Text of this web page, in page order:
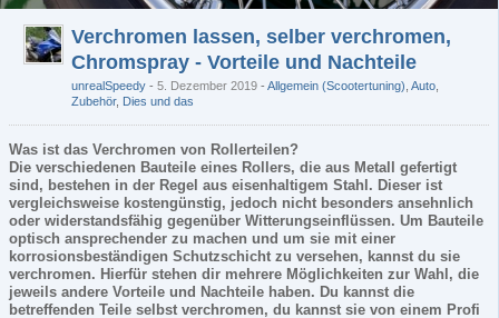
Verchromen lassen, selber verchromen,
Chromspray - Vorteile und Nachteile
unrealSpeedy 5. Dezember 2019 - Allgemein (Scootertuning) Auto
Zubehör, Dies und das
Was ist das Verchromen von Rollerteilen?
Die verschiedenen Bauteile eines Rollers, die aus Metall gefertigt
sind, bestehen in der Regel aus eisenhaltigem Stahl. Dieser ist
vergleichsweise kostengünstig, jedoch nicht besonders ansehnlich
oder widerstandsfähig gegenüber Witterungseinflüssen. Um Bauteile
optisch ansprechender zu machen und um sie mit einer
korrosionsbeständigen Schutzschicht zu versehen, kannst du sie
verchromen. Hierfür stehen dir mehrere Möglichkeiten zur Wahl, die
jeweils andere Vorteile und Nachteile haben. Du kannst die
betreffenden Teile selbst verchromen, du kannst sie von einem Profi